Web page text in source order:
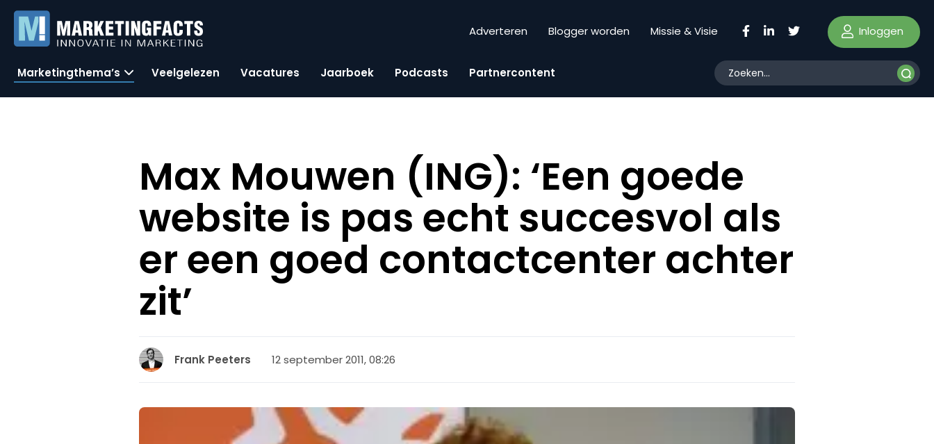
Adverteren Blogger worden Missie & Visie Inloggen
Marketingthema’s Veelgelezen Vacatures Jaarboek Podcasts Partnercontent
Max Mouwen (ING): ‘Een goede
website is pas echt succesvol als
er een goed contactcenter achter
zit’
Frank Peeters 12 september 2011, 08:26